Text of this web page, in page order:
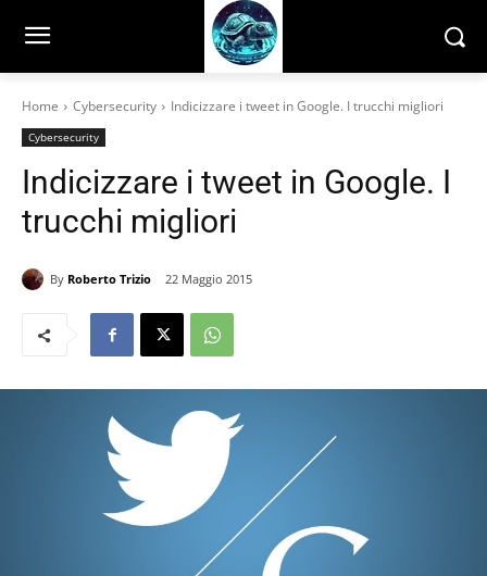
Home Cybersecurity Indicizzare i tweet in Google. I trucchi migliori
Cybersecurity
Indicizzare i tweet in Google. I
trucchi migliori
By Roberto Trizio 22 Maggio 2015